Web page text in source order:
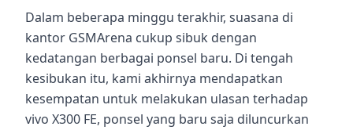
Dalam beberapa minggu terakhir, suasana di
kantor GSMArena cukup sibuk dengan
kedatangan berbagai ponsel baru. Di tengah
kesibukan itu, kami akhirnya mendapatkan
kesempatan untuk melakukan ulasan terhadap
vivo X300 FE, ponsel yang baru saja diluncurkan